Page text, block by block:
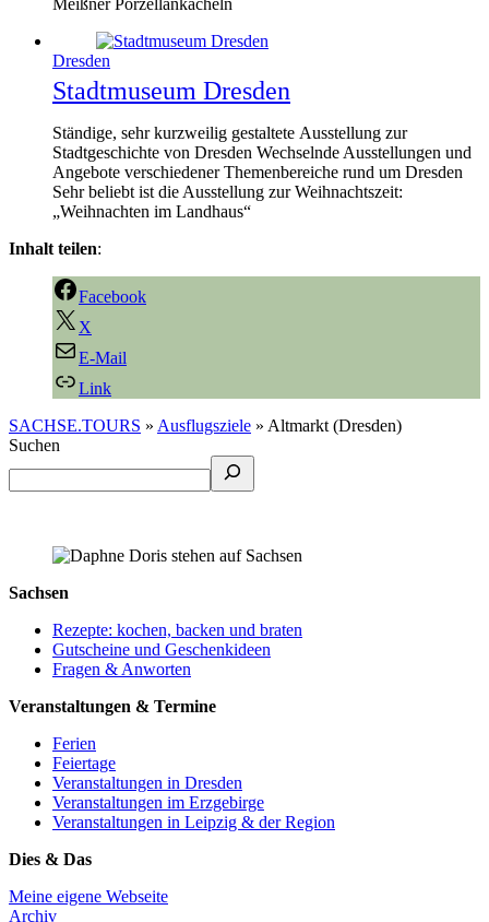
Dresden
Stadtmuseum Dresden
Ständige, sehr kurzweilig gestaltete Ausstellung zur
Stadtgeschichte von Dresden Wechselnde Ausstellungen und
Angebote verschiedener Themenbereiche rund um Dresden
Sehr beliebt ist die Ausstellung zur Weihnachtszeit:
„Weihnachten im Landhaus“
Inhalt teilen:
Facebook
X
E-Mail
Link
SACHSE.TOURS » Ausflugsziele » Altmarkt (Dresden)
Suchen
Sachsen
Rezepte: kochen, backen und braten
Gutscheine und Geschenkideen
Fragen & Anworten
Veranstaltungen & Termine
Ferien
Feiertage
Veranstaltungen in Dresden
Veranstaltungen im Erzgebirge
Veranstaltungen in Leipzig & der Region
Dies & Das
Meine eigene Webseite
Archiv